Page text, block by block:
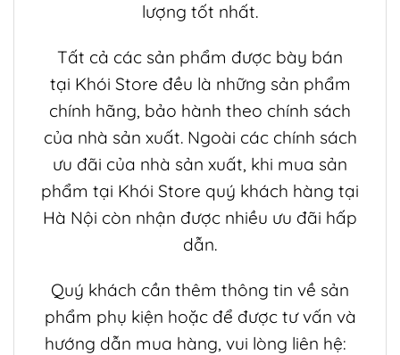
lượng tốt nhất.
Tất cả các sản phẩm được bày bán
tại Khói Store đều là những sản phẩm
chính hãng, bảo hành theo chính sách
của nhà sản xuất. Ngoài các chính sách
ưu đãi của nhà sản xuất, khi mua sản
phẩm tại Khói Store quý khách hàng tại
Hà Nội còn nhận được nhiều ưu đãi hấp
dẫn.
Quý khách cần thêm thông tin về sản
phẩm phụ kiện hoặc để được tư vấn và
hướng dẫn mua hàng, vui lòng liên hệ: